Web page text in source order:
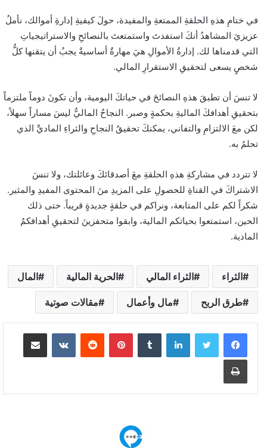
في ختامِ هذهِ الحلقةِ الممتعةِ والمفيدة، حولَ كيفيةِ إدارةِ أموالك، نأملُ
عزيزيَ المشاهدُ أنكَ استفدتَ واستمتعتَ بالنصائحِ والاستراتيجياتِ
التي قدمناها لك. إدارةُ الأموالِ هيَ مهارةٌ أساسيةٌ يجبُ أن يتقنها كلُّ
شخصٍ يسعى لتحقيقِ الاستقرارِ المالي.
لا تنسَ أن تطبقَ هذهِ النصائحَ في حياتكَ اليومية، وأن تكونَ دوماً ملتزماً
بتحقيقِ أهدافكَ الماليةِ بحكمةٍ وصبر. النجاحُ الماليُّ ليسَ مساراً سهلاً،
لكن معَ الالتزامِ والتفاني، يمكنكَ تحقيقُ النجاحِ والثراءِ الماديِّ الذي
تحلمُ به.
لا تتردد في مشاركةِ هذهِ الحلقةِ معَ أصدقائكَ وعائلتك، ولا تنسَ
الاشتراكَ في القناةِ للحصولِ على المزيدِ منَ المحتوى المفيدِ والمثير.
شكراً لكم على المتابعة، ونراكم في حلقةٍ جديدةٍ قريباً. حتى ذلك
الحين، استمتعوا بحياتكم المالية، وابقوا متحفزينَ لتحقيقِ أهدافكمُ
المادية.
الثراء الثراء المالي الحرية المالية المال
طرق الربح مال وأعمال مقالات صوتية
لينكدإن بينتيريست مشاركة عبر البريد
طباعة